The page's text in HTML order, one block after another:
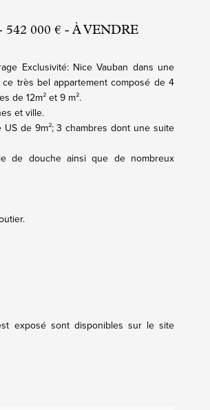
000 € - À VENDRE
Exclusivité: Nice Vauban dans une
très bel appartement composé de 4
de 12m² et 9 m².
et ville.
de 9m²; 3 chambres dont une suite
de douche ainsi que de nombreux
exposé sont disponibles sur le site